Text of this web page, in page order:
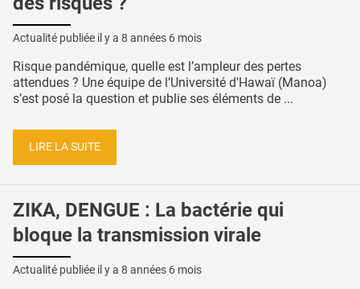
Actualité publiée il y a 8 années 6 mois
Risque pandémique, quelle est l’ampleur des pertes
attendues ? Une équipe de l’Université d'Hawaï (Manoa)
s’est posé la question et publie ses éléments de ...
LIRE LA SUITE
ZIKA, DENGUE : La bactérie qui
bloque la transmission virale
Actualité publiée il y a 8 années 6 mois